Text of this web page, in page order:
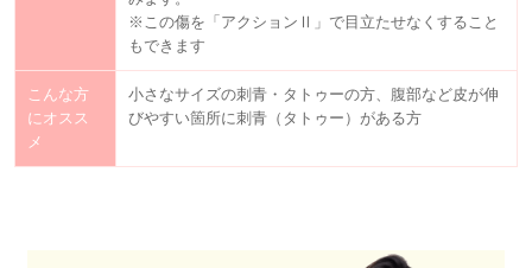
※この傷を「アクションⅡ」で目立たせなくすること
もできます
こんな方
にオスス
メ
小さなサイズの刺青・タトゥーの方、腹部など皮が伸
びやすい箇所に刺青（タトゥー）がある方